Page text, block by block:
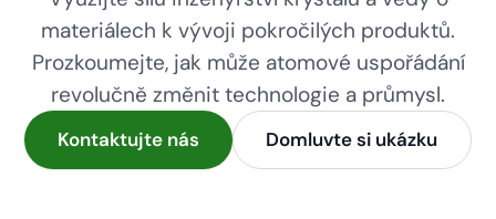
materiálech k vývoji pokročilých produktů.
Prozkoumejte, jak může atomové uspořádání
revolučně změnit technologie a průmysl.
Kontaktujte nás Domluvte si ukázku